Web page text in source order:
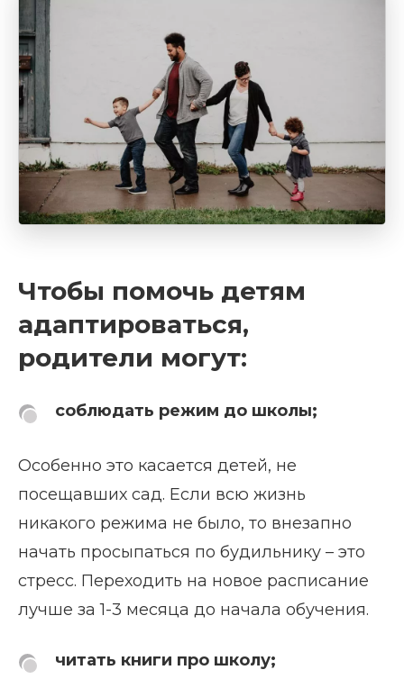
Чтобы помочь детям
адаптироваться,
родители могут:
соблюдать режим до школы;
Особенно это касается детей, не
посещавших сад. Если всю жизнь
никакого режима не было, то внезапно
начать просыпаться по будильнику – это
стресс. Переходить на новое расписание
лучше за 1-3 месяца до начала обучения.
читать книги про школу;